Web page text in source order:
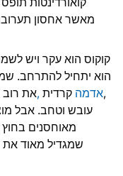
מאשר אחסון
קוקוס הוא עקר ויש
הוא יתחיל להתרחב.
את רוב, קרדית אדמה,
עובש וטחב. אבל
מאוחסנים
שמגדיל מאוד את